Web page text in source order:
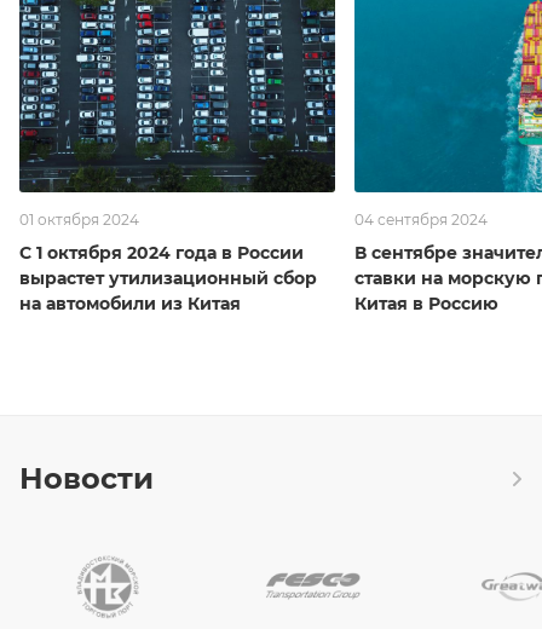
01 октября 2024
С 1 октября 2024 года в России
вырастет утилизационный сбор
на автомобили из Китая
04 сентября 2024
В сентябре
ставки на морскую
Китая в Россию
Новости